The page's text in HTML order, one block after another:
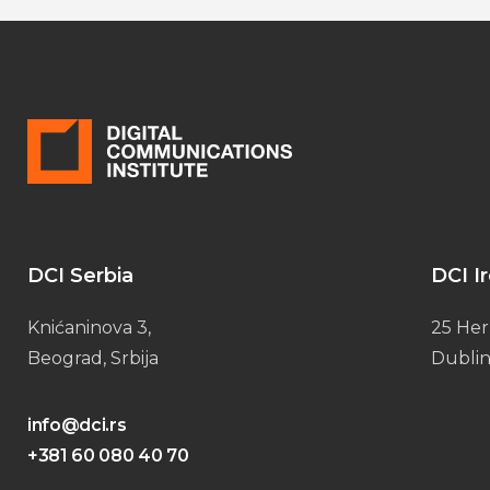
DCI Serbia
Knićaninova 3,
Beograd, Srbija
info@dci.rs
+381 60 080 40 70
DCI
25